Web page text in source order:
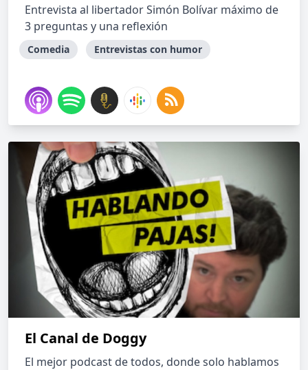
Entrevista al libertador Simón Bolívar máximo de
3 preguntas y una reflexión
Comedia Entrevistas con humor
El Canal de Doggy
El mejor podcast de todos, donde solo hablamos